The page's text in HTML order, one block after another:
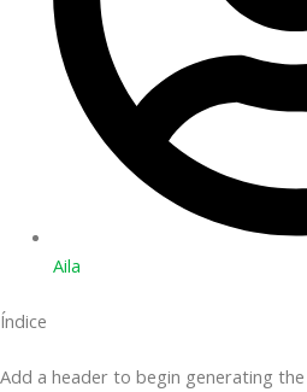
Aila
Índice
Add a header to begin generating